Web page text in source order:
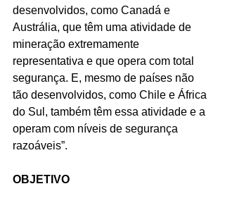
desenvolvidos, como Canadá e
Austrália, que têm uma atividade de
mineração extremamente
representativa e que opera com total
segurança. E, mesmo de países não
tão desenvolvidos, como Chile e África
do Sul, também têm essa atividade e a
operam com níveis de segurança
razoáveis”.
OBJETIVO